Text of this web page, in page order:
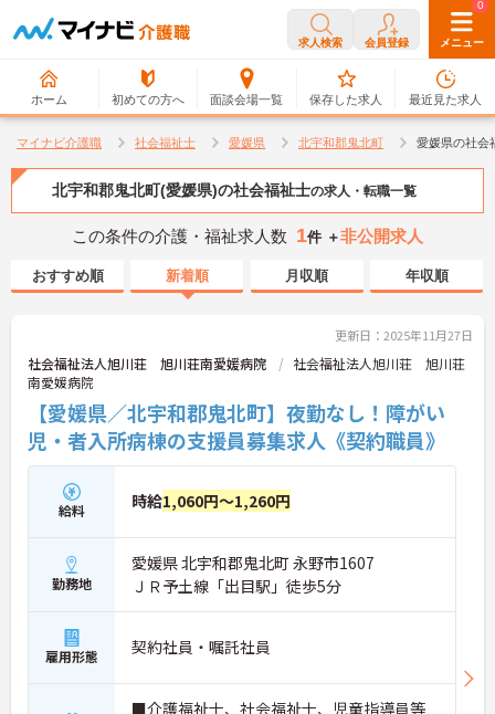
求人検索 会員登録 メニュー
ホーム 初めての方へ 面談会場一覧
0
保存した求人
0
最近見た求人
マイナビ介護職 社会福祉士 愛媛県 北宇和郡鬼北町 愛媛県の社会
北宇和郡鬼北町(愛媛県)の社会福祉士の求人・転職一覧
この条件の介護・福祉求人数 1件 ＋非公開求人
おすすめ順 新着順 月収順 年収順
更新日：2025年11月27日
社会福祉法人旭川荘 旭川荘南愛媛病院
社会福祉法人旭川荘 旭川荘
南愛媛病院
【愛媛県／北宇和郡鬼北町】夜勤なし！障がい
児・者入所病棟の支援員募集求人《契約職員》
給料 時給1,060円～1,260円
勤務地
愛媛県 北宇和郡鬼北町 永野市1607
ＪＲ予土線「出目駅」徒歩5分
雇用形態 契約社員・嘱託社員
■介護福祉士、社会福祉士、児童指導員等